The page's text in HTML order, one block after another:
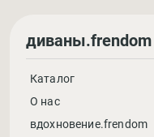
диваны.frendom
Каталог
О нас
вдохновение.frendom